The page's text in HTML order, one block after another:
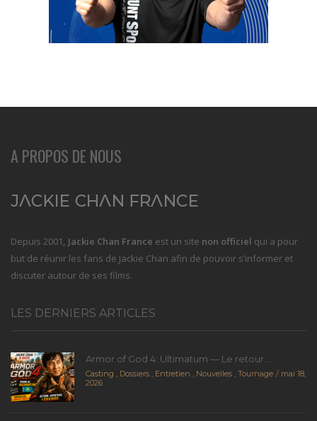
A PROPOS DE NOUS
Depuis 2001, Jackie Chan France est un site non officiel qui a pour
but de réunir les fans de Jackie Chan afin de pouvoir s’informer et
discuter autour de ses films.
LES DERNIERS ARTICLES
Armor of God 4: Ultimatum — Le retour...
Casting , Dossiers , Entretien , Nouvelles , Tournage
mai 18,
2026